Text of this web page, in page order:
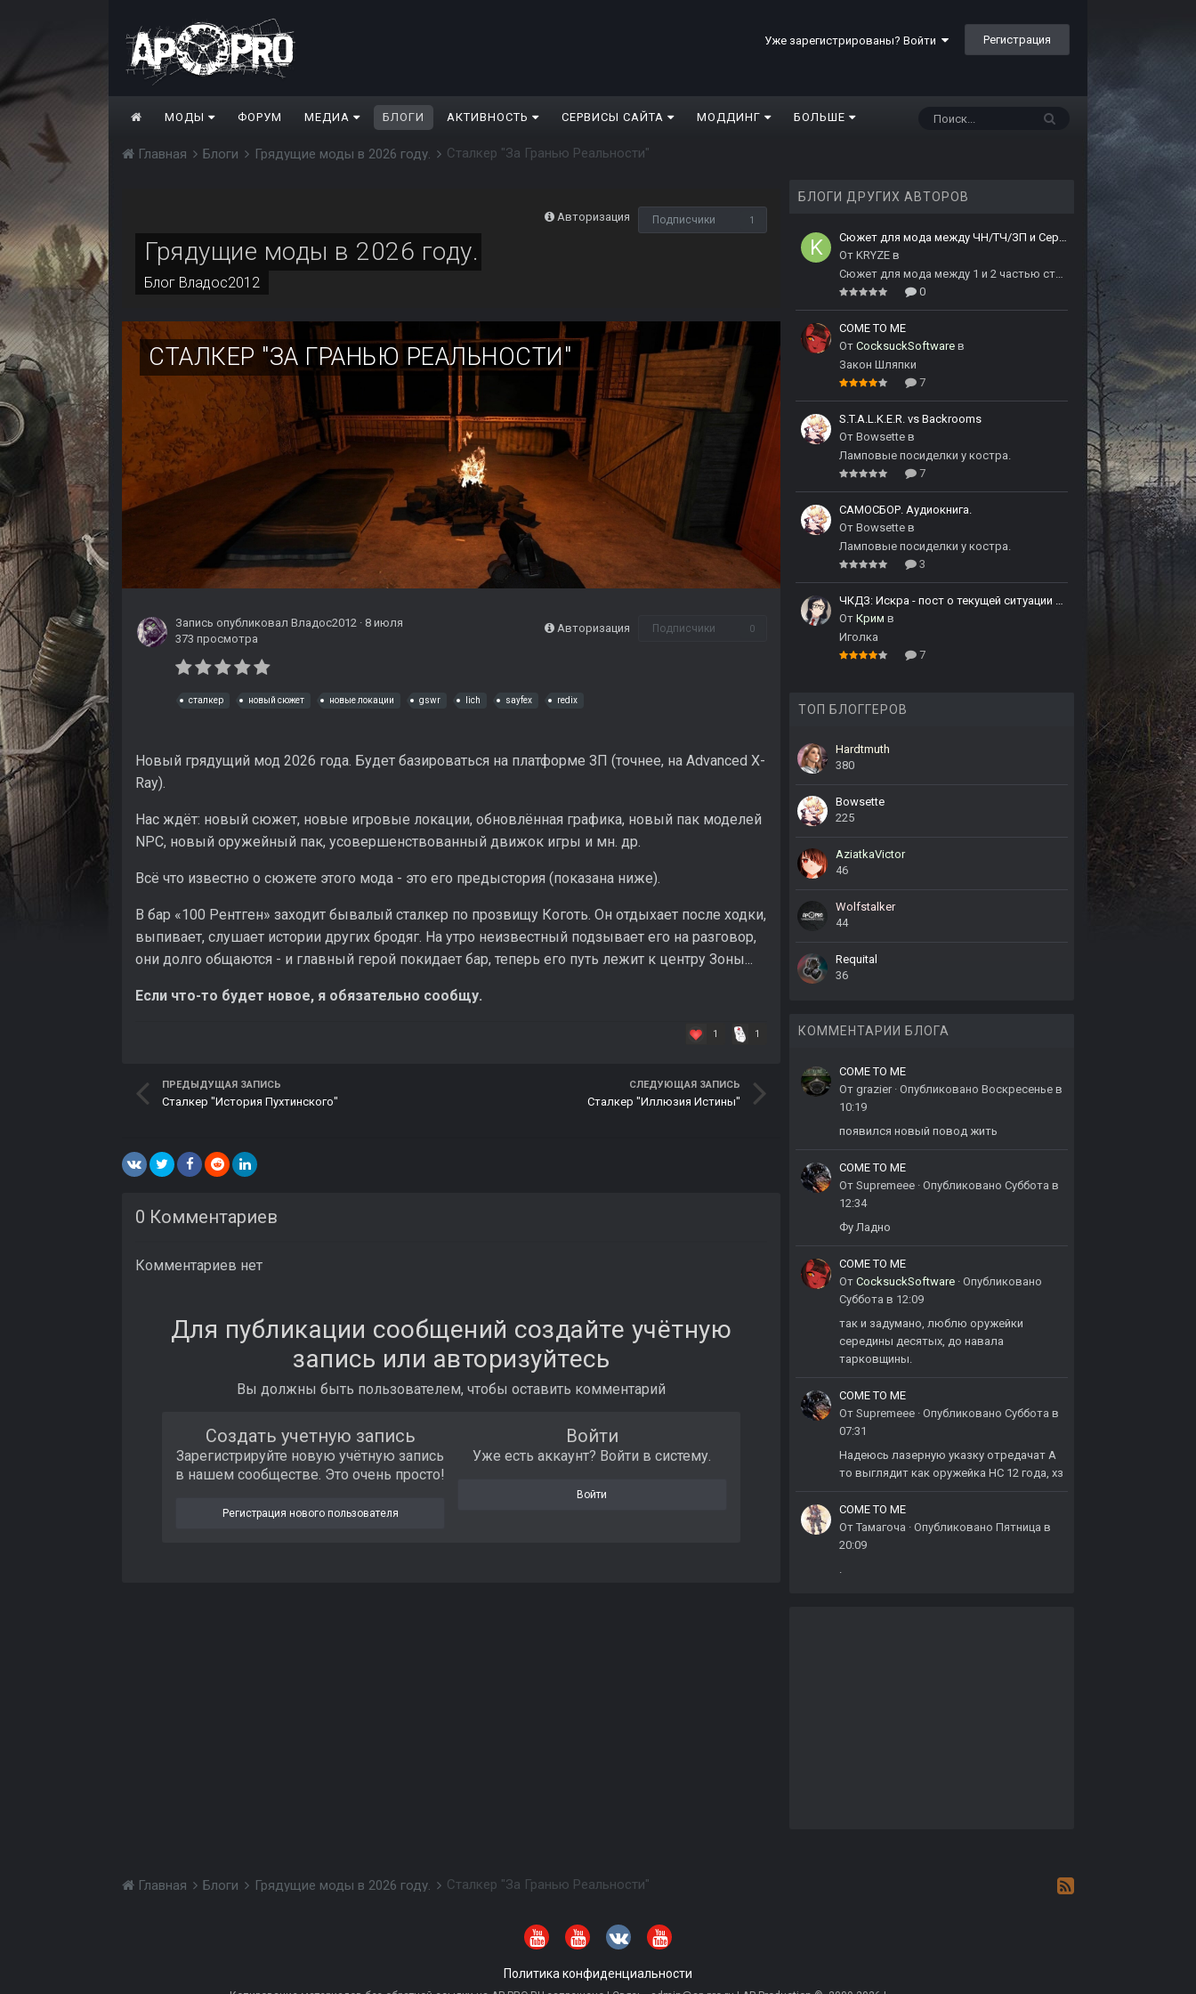
Уже зарегистрированы? Войти Регистрация
МОДЫ ФОРУМ МЕДИА БЛОГИ АКТИВНОСТЬ СЕРВИСЫ САЙТА МОДДИНГ БОЛЬШЕ
Главная Блоги Грядущие моды в 2026 году. Сталкер "За Гранью Реальности"
Авторизация Подписчики 1
Грядущие моды в 2026 году.
Блог Владос2012
СТАЛКЕР "ЗА ГРАНЬЮ РЕАЛЬНОСТИ"
Авторизация Подписчики 0
Запись опубликовал Владос2012 · 8 июля
373 просмотра
сталкер новый сюжет новые локации gswr lich sayfex redix
Новый грядущий мод 2026 года. Будет базироваться на платформе ЗП (точнее, на Advanced X-
Ray).
Нас ждёт: новый сюжет, новые игровые локации, обновлённая графика, новый пак моделей
NPC, новый оружейный пак, усовершенствованный движок игры и мн. др.
Всё что известно о сюжете этого мода - это его предыстория (показана ниже).
В бар «100 Рентген» заходит бывалый сталкер по прозвищу Коготь. Он отдыхает после ходки,
выпивает, слушает истории других бродяг. На утро неизвестный подзывает его на разговор,
они долго общаются - и главный герой покидает бар, теперь его путь лежит к центру Зоны...
Если что-то будет новое, я обязательно сообщу.
1 1
ПРЕДЫДУЩАЯ ЗАПИСЬ
Сталкер "История Пухтинского"
СЛЕДУЮЩАЯ ЗАПИСЬ
Сталкер "Иллюзия Истины"
0 Комментариев
Комментариев нет
Для публикации сообщений создайте учётную
запись или авторизуйтесь
Вы должны быть пользователем, чтобы оставить комментарий
Создать учетную запись
Зарегистрируйте новую учётную запись
в нашем сообществе. Это очень просто!
Регистрация нового пользователя
Войти
Уже есть аккаунт? Войти в систему.
Войти
БЛОГИ ДРУГИХ АВТОРОВ
Сюжет для мода между ЧН/ТЧ/ЗП и Сердцем Чернобыля
От KRYZE в
0
COME TO ME
От CocksuckSoftware в
Закон Шляпки
7
S.T.A.L.K.E.R. vs Backrooms
От Bowsette в
Ламповые посиделки у костра.
7
САМОСБОР. Аудиокнига.
От Bowsette в
Ламповые посиделки у костра.
3
ЧКДЗ: Искра - пост о текущей ситуации и с извинениями
От Крим в
Иголка
7
ТОП БЛОГГЕРОВ
Hardtmuth
380
Bowsette
225
AziatkaVictor
46
Wolfstalker
44
Requital
36
КОММЕНТАРИИ БЛОГА
COME TO ME
От grazier · Опубликовано Воскресенье в
10:19
появился новый повод жить
COME TO ME
От Supremeee · Опубликовано Суббота в
12:34
Фу Ладно
COME TO ME
От CocksuckSoftware · Опубликовано
Суббота в 12:09
так и задумано, люблю оружейки
середины десятых, до навала
тарковщины.
COME TO ME
От Supremeee · Опубликовано Суббота в
07:31
Надеюсь лазерную указку отредачат А
то выглядит как оружейка НС 12 года, хз
COME TO ME
От Тамагоча · Опубликовано Пятница в
20:09
.
Главная Блоги Грядущие моды в 2026 году. Сталкер "За Гранью Реальности"
Политика конфиденциальности